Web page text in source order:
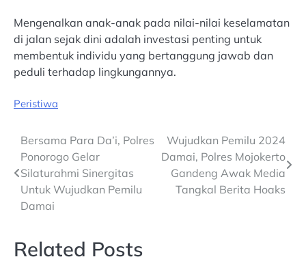
Mengenalkan anak-anak pada nilai-nilai keselamatan
di jalan sejak dini adalah investasi penting untuk
membentuk individu yang bertanggung jawab dan
peduli terhadap lingkungannya.
Peristiwa
Post
navigation
Bersama Para Da’i, Polres
Ponorogo Gelar
Silaturahmi Sinergitas
Untuk Wujudkan Pemilu
Damai
Wujudkan Pemilu 2024
Damai, Polres Mojokerto
Gandeng Awak Media
Tangkal Berita Hoaks
Related Posts